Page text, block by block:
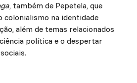
, também de Pepetela, que
colonialismo na identidade
além de temas relacionados
política e o despertar